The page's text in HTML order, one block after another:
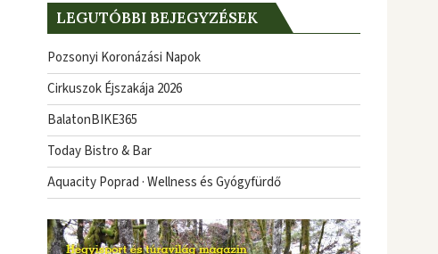
LEGUTÓBBI BEJEGYZÉSEK
Pozsonyi Koronázási Napok
Cirkuszok Éjszakája 2026
BalatonBIKE365
Today Bistro & Bar
Aquacity Poprad · Wellness és Gyógyfürdő